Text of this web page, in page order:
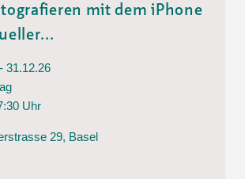
mit dem iPhone
31.12.26
Uhr
29, Basel